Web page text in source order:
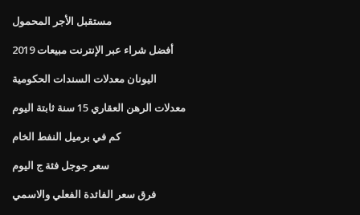
مستقبل الأجر المحمول
أفضل شراء عبر الإنترنت مبيعات 2019
اليونان معدلات السندات الحكومية
معدلات الرهن العقاري 15 سنة ثابتة اليوم
كم في برميل النفط الخام
سعر جوجل فئة ج اليوم
فرق سعر الفائدة الفعلي والاسمي